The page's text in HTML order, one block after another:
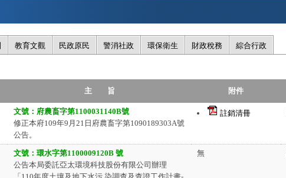
教育文觀 民政原民 警消社政 環保衛生 財政稅務 綜合行政
主 旨 附件
文號：府農畜字第1100031140B號
修正本府109年9月21日府農畜字第1090189303A號
公告。
註銷清冊
文號：環水字第1100009120B 號
公告本局委託亞太環境科技股份有限公司辦理
「110年度土壤及地下水污 染調查及查證工作計畫-
無